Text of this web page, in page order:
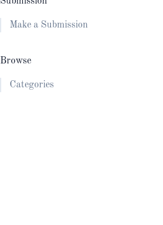
Make a Submission
Browse
Categories